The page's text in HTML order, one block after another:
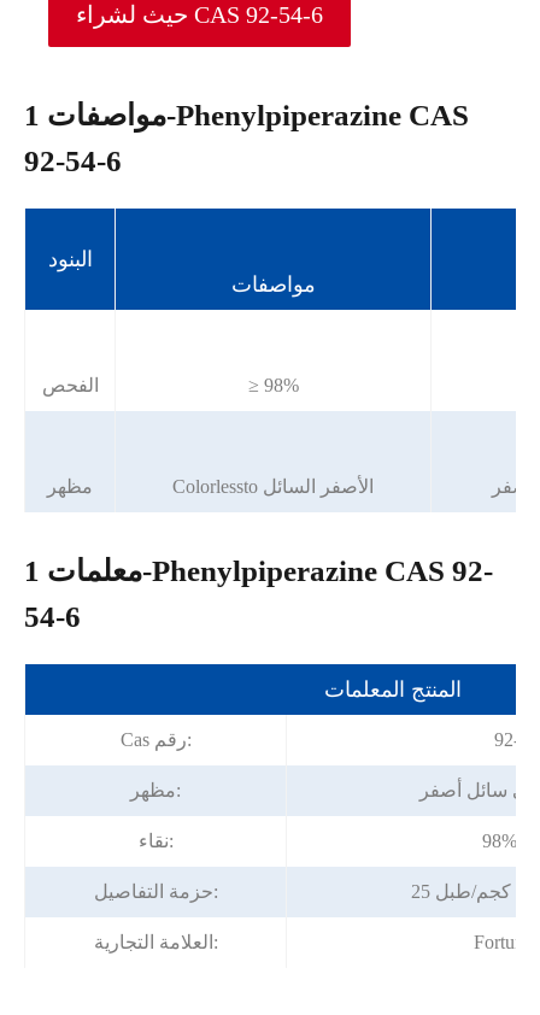
حيث لشراء CAS 92-54-6
مواصفات 1-Phenylpiperazine CAS
92-54-6
البنود
مواصفات
الفحص ≥ 98%
مظهر Colorlessto الأصفر السائل أصفر
معلمات 1-Phenylpiperazine CAS 92-
54-6
المنتج المعلمات
Cas رقم: 92-
مظهر: سائل أصفر
نقاء:
حزمة التفاصيل:
العلامة التجارية: